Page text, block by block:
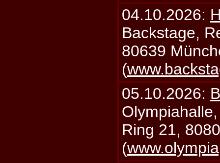
04.10.2026:
Backstage,
80639
(
05.10.2026:
Ring 21,
(